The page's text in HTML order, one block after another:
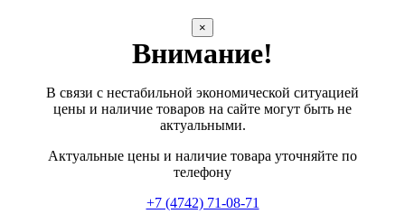
×
Внимание!
В связи с нестабильной экономической ситуацией
цены и наличие товаров на сайте могут быть не
актуальными.
Актуальные цены и наличие товара уточняйте по
телефону
+7 (4742) 71-08-71